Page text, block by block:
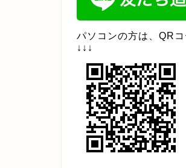
パソコンの方は、QR
↓↓↓